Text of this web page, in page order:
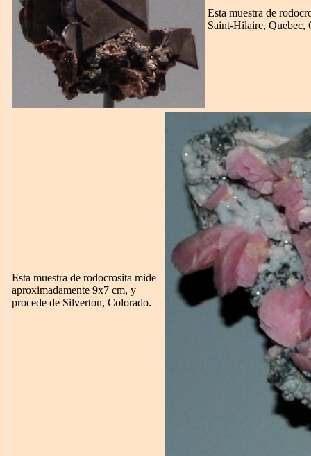
Esta muestra de
Saint-Hilaire, Quebec,
Esta muestra de rodocrosita mide
aproximadamente 9x7 cm, y
procede de Silverton, Colorado.